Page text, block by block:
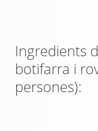
Ingredients
botifarra i
persones):